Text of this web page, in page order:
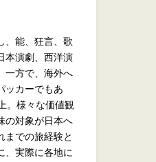
、能、狂言、歌
本演劇、西洋演
一方で、海外へ
ッカーでもあ
。様々な価値観
の対象が日本へ
までの旅経験と
、実際に各地に